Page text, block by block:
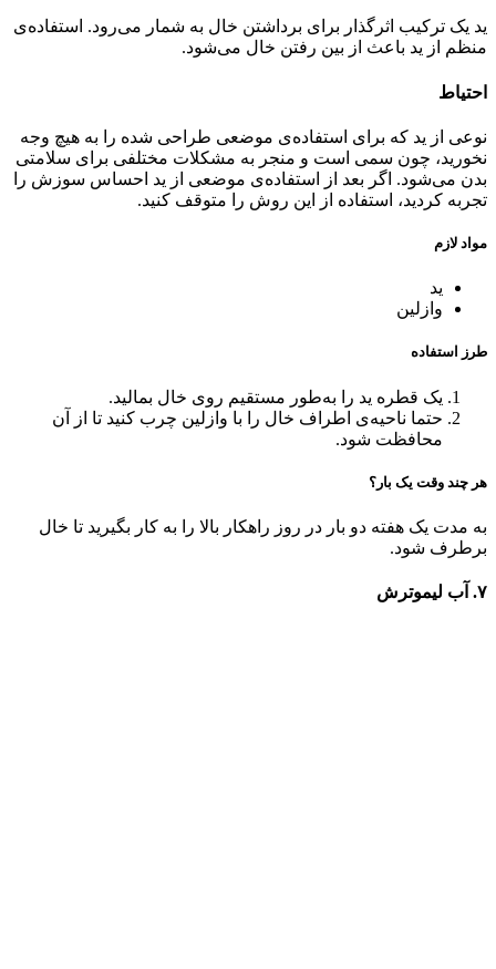
ید یک ترکیب اثرگذار برای برداشتن خال به شمار می‌رود. استفاده‌ی
منظم از ید باعث از بین رفتن خال می‌شود.
احتیاط
نوعی از ید که برای استفاده‌ی موضعی طراحی شده را به هیچ وجه
نخورید، چون سمی است و منجر به مشکلات مختلفی برای سلامتی
بدن می‌شود. اگر بعد از استفاده‌ی موضعی از ید احساس سوزش را
تجربه کردید، استفاده از این روش را متوقف کنید.
مواد لازم
ید
وازلین
طرز استفاده
یک قطره ید را به‌طور مستقیم روی خال بمالید.
حتما ناحیه‌ی اطراف خال را با وازلین چرب کنید تا از آن
محافظت شود.
هر چند وقت یک بار؟
به مدت یک هفته دو بار در روز راهکار بالا را به کار بگیرید تا خال
برطرف شود.
۷. آب لیموترش